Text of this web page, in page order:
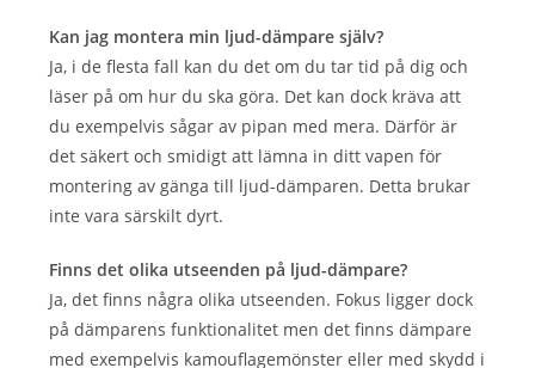
Kan jag montera min ljud-dämpare själv?
Ja, i de flesta fall kan du det om du tar tid på dig och
läser på om hur du ska göra. Det kan dock kräva att
du exempelvis sågar av pipan med mera. Därför är
det säkert och smidigt att lämna in ditt vapen för
montering av gänga till ljud-dämparen. Detta brukar
inte vara särskilt dyrt.
Finns det olika utseenden på ljud-dämpare?
Ja, det finns några olika utseenden. Fokus ligger dock
på dämparens funktionalitet men det finns dämpare
med exempelvis kamouflagemönster eller med skydd i